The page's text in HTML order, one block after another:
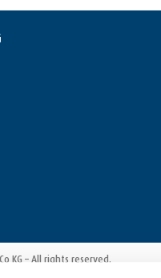
KG – All rights reserved.